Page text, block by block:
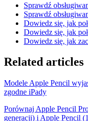
Sprawdź
Sprawdź
Dowiedz się, jak
Dowiedz się, jak
Dowiedz się, jak
Related articles
Modele Apple Pencil
zgodne iPady
Porównaj Apple Pencil
generacji) i Apple Pencil